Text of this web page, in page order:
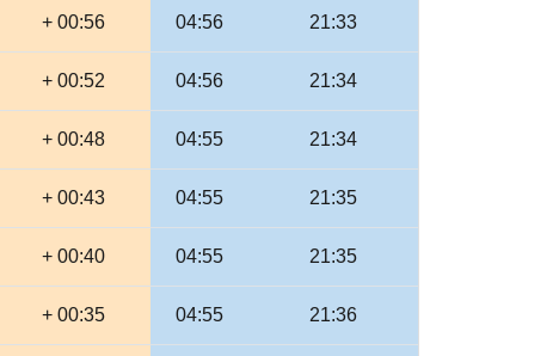
+ 00:56 04:56 21:33
+ 00:52 04:56 21:34
+ 00:48 04:55 21:34
+ 00:43 04:55 21:35
+ 00:40 04:55 21:35
+ 00:35 04:55 21:36